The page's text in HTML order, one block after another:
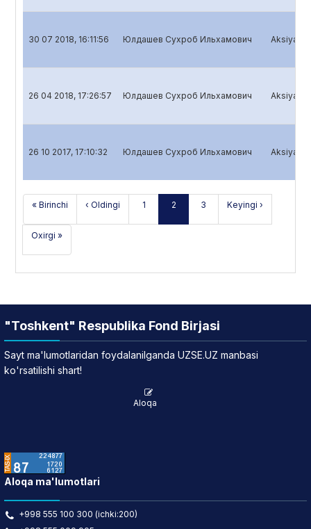
30 07 2018, 16:11:56 Юлдашев Сухроб Ильхамович
26 04 2018, 17:26:57 Юлдашев Сухроб Ильхамович
26 10 2017, 17:10:32 Юлдашев Сухроб Ильхамович
« Birinchi ‹ Oldingi 1 2 3 Keyingi ›
Oxirgi »
"Toshkent" Respublika Fond Birjasi
Sayt ma'lumotlaridan foydalanilganda UZSE.UZ manbasi
ko'rsatilishi shart!
Aloqa
Aloqa ma'lumotlari
+998 555 100 300 (ichki:200)